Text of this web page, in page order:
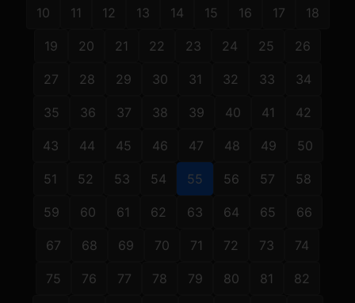
10 11 12 13 14 15 16 17 18
19 20 21 22 23 24 25 26
27 28 29 30 31 32 33 34
35 36 37 38 39 40 41 42
43 44 45 46 47 48 49 50
51 52 53 54 55 56 57 58
59 60 61 62 63 64 65 66
67 68 69 70 71 72 73 74
75 76 77 78 79 80 81 82